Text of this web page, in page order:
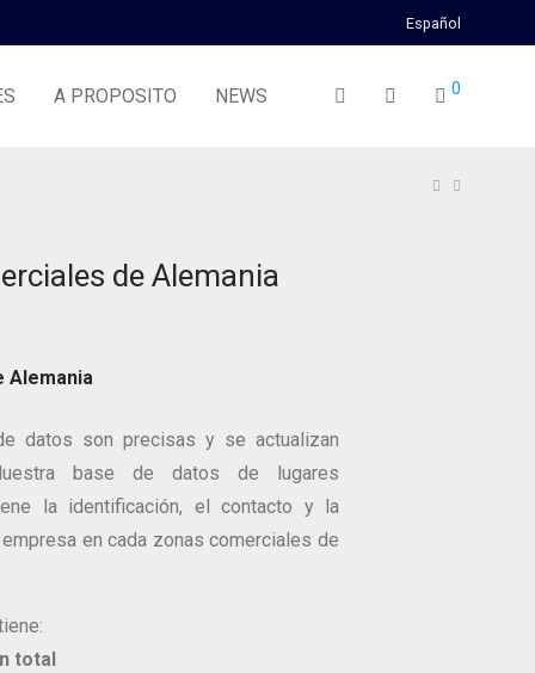
Español
A PROPOSITO NEWS 0
de Alemania
Alemania
datos son precisas y se actualizan
base de datos de lugares
la identificación, el contacto y la
en cada zonas comerciales de
total